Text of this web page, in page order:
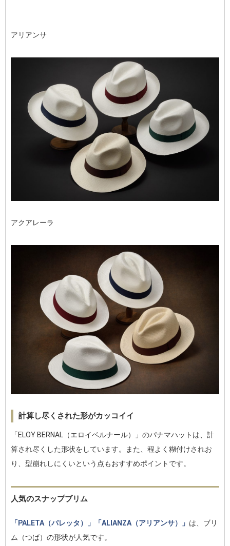
アリアンサ
アクアレーラ
計算し尽くされた形がカッコイイ
「ELOY BERNAL（エロイベルナール）」のパナマハットは、計
算され尽くした形状をしています。また、程よく糊付けされお
り、型崩れしにくいという点もおすすめポイントです。
人気のスナップブリム
「PALETA（パレッタ）」 「ALIANZA（アリアンサ）」 は、ブリ
ム（つば）の形状が人気です。